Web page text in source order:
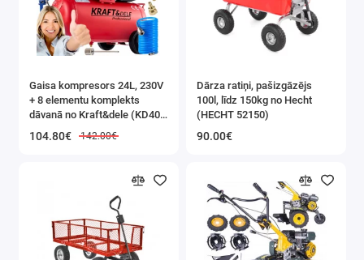
Gaisa kompresors 24L, 230V
+ 8 elementu komplekts
dāvanā no Kraft&dele (KD400
104.80€ 142.00€
Dārza ratiņi, pašizgāzējs
100l, līdz 150kg no Hecht
(HECHT 52150)
90.00€